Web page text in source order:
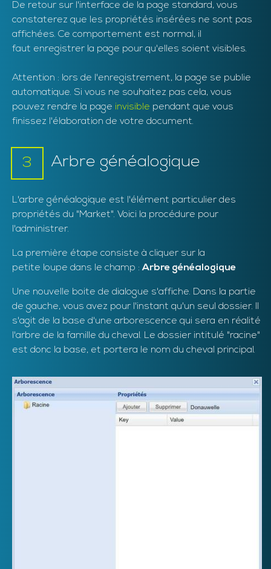
De retour sur l'interface de la page standard, vous
constaterez que les propriétés insérées ne sont pas
affichées. Ce comportement est normal, il
faut enregistrer la page pour qu'elles soient visibles.
Attention : lors de l'enregistrement, la page se publie
automatique. Si vous ne souhaitez pas cela, vous
pouvez rendre la page invisible pendant que vous
finissez l'élaboration de votre document.
3 Arbre généalogique
L'arbre généalogique est l'élément particulier des
propriétés du "Market". Voici la procédure pour
l'administrer.
La première étape consiste à cliquer sur la
petite loupe dans le champ :Arbre généalogique
Une nouvelle boite de dialogue s'affiche. Dans la partie
de gauche, vous avez pour l'instant qu'un seul dossier. Il
s'agit de la base d'une arborescence qui sera en réalité
l'arbre de la famille du cheval. Le dossier intitulé "racine"
est donc la base, et portera le nom du cheval principal.